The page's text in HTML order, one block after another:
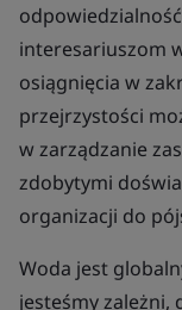
interesariuszom
osiągnięcia w
przejrzystości
w zarządzanie
zdobytymi
organizacji do
Woda jest
jesteśmy zależni,